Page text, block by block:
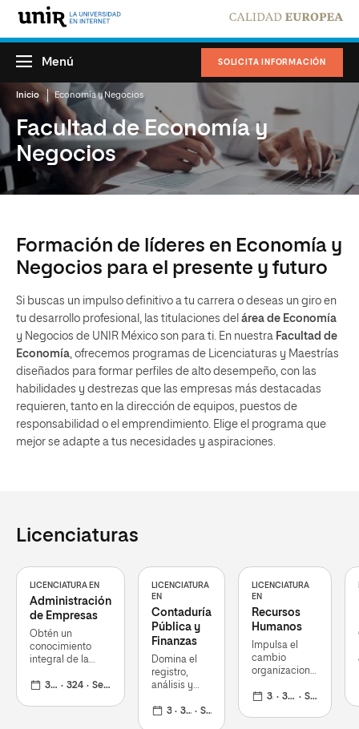
SOLICITA INFORMACIÓN
Menú
Inicio Economía y Negocios
Facultad de Economía y
Negocios
Formación de líderes en Economía y
Negocios para el presente y futuro
Si buscas un impulso definitivo a tu carrera o deseas un giro en
tu desarrollo profesional, las titulaciones del área de Economía
y Negocios de UNIR México son para ti. En nuestra Facultad de
Economía, ofrecemos programas de Licenciaturas y Maestrías
diseñados para formar perfiles de alto desempeño, con las
habilidades y destrezas que las empresas más destacadas
requieren, tanto en la dirección de equipos, puestos de
responsabilidad o el emprendimiento. Elige el programa que
mejor se adapte a tus necesidades y aspiraciones.
Licenciaturas
LICENCIATURA EN
Administración
de Empresas
Obtén un
conocimiento
integral de la
capacítate para
3 años 324 Septiembre 2026
LICENCIATURA
EN
Contaduría
Pública y
Finanzas
Domina el
registro,
análisis y
financiera en
3 años 324 Septiembre 2026
LICENCIATURA
EN
Recursos
Humanos
Impulsa el
cambio
organizacional
personas con
3 años 324 Septiembre 2026